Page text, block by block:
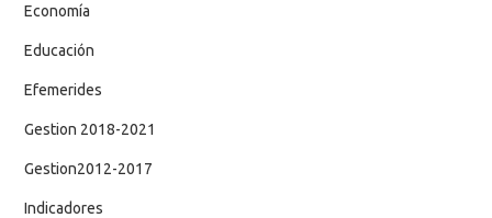
Economía
Educación
Efemerides
Gestion 2018-2021
Gestion2012-2017
Indicadores